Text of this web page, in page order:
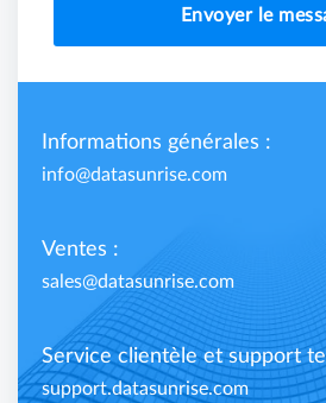
Envoyer le
Informations générales :
info@datasunrise.com
Ventes :
sales@datasunrise.com
Service clientèle et support
support.datasunrise.com